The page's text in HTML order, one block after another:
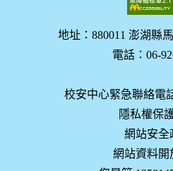
地址：880011 澎湖縣
電話：06-
校安中心緊急聯絡電
隱私權保
網站安全
網站資料開